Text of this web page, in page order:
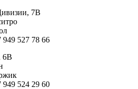
7В
949 527 78 66
6В
949 524 29 60